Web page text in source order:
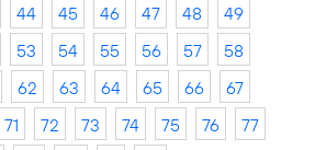
44 45 46 47 48
49
53 54 55 56 57
58
62 63 64 65 66
67
71 72 73 74 75 76
77